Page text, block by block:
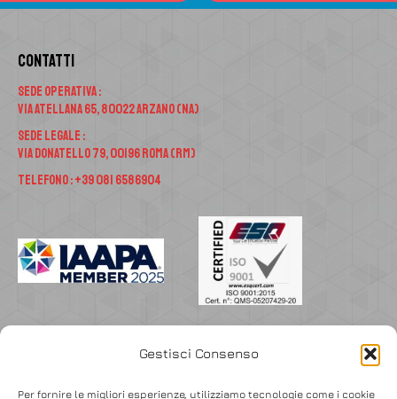
Gestisci Consenso
Per fornire le migliori esperienze, utilizziamo tecnologie come i cookie
Contatti
Sede Operativa :
Via Atellana 65, 80022 Arzano (NA)
Sede Legale :
Via Donatello 79, 00196 Roma (RM)
Telefono : +39 081 6586904